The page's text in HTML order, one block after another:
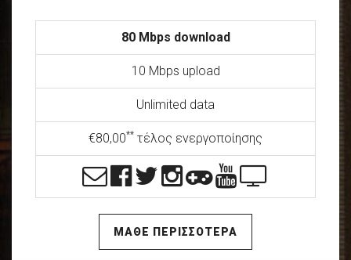
80 Mbps download
10 Mbps upload
Unlimited data
€80,00** τέλος ενεργοποίησης
ΜΑΘΕ ΠΕΡΙΣΣΟΤΕΡΑ